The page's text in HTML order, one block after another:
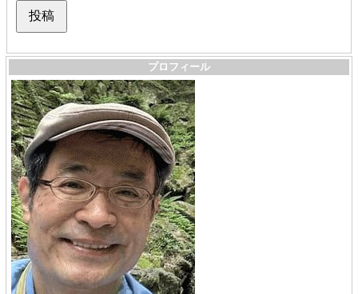
プロフィール